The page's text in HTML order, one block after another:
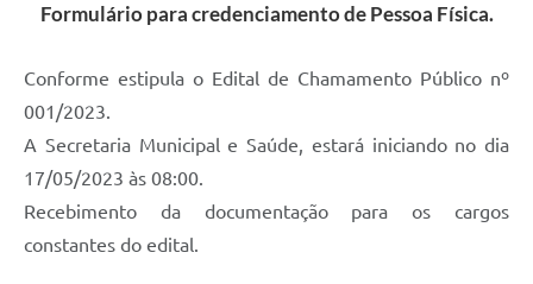
Formulário para credenciamento de Pessoa Física.
Conforme estipula o Edital de Chamamento Público nº
001/2023.
A Secretaria Municipal e Saúde, estará iniciando no dia
17/05/2023 às 08:00.
Recebimento da documentação para os cargos
constantes do edital.